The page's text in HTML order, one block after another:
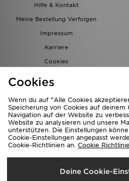
Hilfe & Kontakt
Meine Bestellung Verfolgen
Impressum
Karriere
Cookies
Lieferung
Deutschland
Cookies
Wenn du auf "Alle Cookies
Speicherung von Cookies auf deinem
Navigation auf der Website zu
Website zu analysieren und unsere
unterstützen. Die Einstellungen
Cookie-Einstellungen angepasst
Cookie-Richtlinien an. Cookie
Deine Cookie-